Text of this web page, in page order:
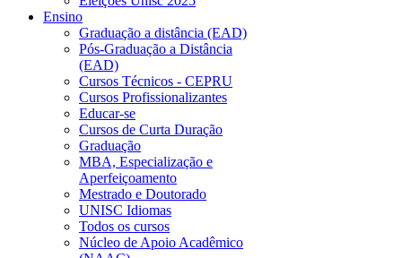
Ensino
Graduação a distância (EAD)
Pós-Graduação a Distância
(EAD)
Cursos Técnicos - CEPRU
Cursos Profissionalizantes
Educar-se
Cursos de Curta Duração
Graduação
MBA, Especialização e
Aperfeiçoamento
Mestrado e Doutorado
UNISC Idiomas
Todos os cursos
Núcleo de Apoio Acadêmico